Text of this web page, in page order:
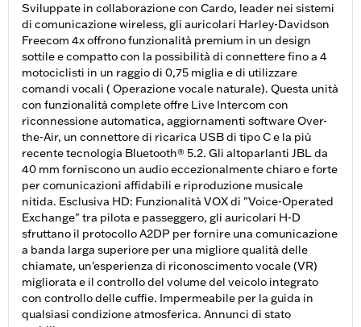
Sviluppate in collaborazione con Cardo, leader nei sistemi
di comunicazione wireless, gli auricolari Harley-Davidson
Freecom 4x offrono funzionalità premium in un design
sottile e compatto con la possibilità di connettere fino a 4
motociclisti in un raggio di 0,75 miglia e di utilizzare
comandi vocali ( Operazione vocale naturale). Questa unità
con funzionalità complete offre Live Intercom con
riconnessione automatica, aggiornamenti software Over-
the-Air, un connettore di ricarica USB di tipo C e la più
recente tecnologia Bluetooth® 5.2. Gli altoparlanti JBL da
40 mm forniscono un audio eccezionalmente chiaro e forte
per comunicazioni affidabili e riproduzione musicale
nitida. Esclusiva HD: Funzionalità VOX di "Voice-Operated
Exchange" tra pilota e passeggero, gli auricolari H-D
sfruttano il protocollo A2DP per fornire una comunicazione
a banda larga superiore per una migliore qualità delle
chiamate, un'esperienza di riconoscimento vocale (VR)
migliorata e il controllo del volume del veicolo integrato
con controllo delle cuffie. Impermeabile per la guida in
qualsiasi condizione atmosferica. Annunci di stato